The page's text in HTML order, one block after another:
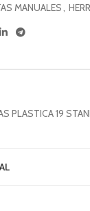
MANUALES,
PLASTICA 19